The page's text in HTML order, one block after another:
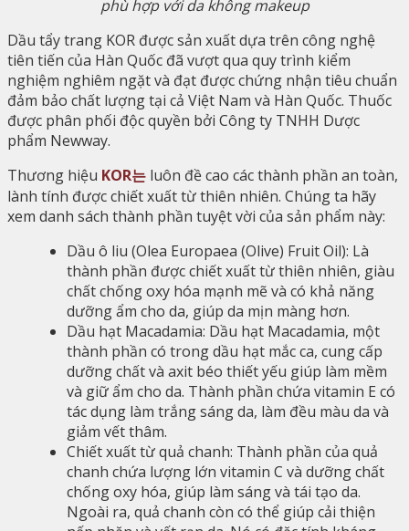
phù hợp với da không makeup
Dầu tẩy trang KOR được sản xuất dựa trên công nghệ
tiên tiến của Hàn Quốc đã vượt qua quy trình kiểm
nghiệm nghiêm ngặt và đạt được chứng nhận tiêu chuẩn
đảm bảo chất lượng tại cả Việt Nam và Hàn Quốc. Thuốc
được phân phối độc quyền bởi Công ty TNHH Dược
phẩm Newway.
Thương hiệu KOR는 luôn đề cao các thành phần an toàn,
lành tính được chiết xuất từ ​​thiên nhiên. Chúng ta hãy
xem danh sách thành phần tuyệt vời của sản phẩm này:
Dầu ô liu (Olea Europaea (Olive) Fruit Oil): Là
thành phần được chiết xuất từ ​​thiên nhiên, giàu
chất chống oxy hóa mạnh mẽ và có khả năng
dưỡng ẩm cho da, giúp da mịn màng hơn.
Dầu hạt Macadamia: Dầu hạt Macadamia, một
thành phần có trong dầu hạt mắc ca, cung cấp
dưỡng chất và axit béo thiết yếu giúp làm mềm
và giữ ẩm cho da. Thành phần chứa vitamin E có
tác dụng làm trắng sáng da, làm đều màu da và
giảm vết thâm.
Chiết xuất từ ​​quả chanh: Thành phần của quả
chanh chứa lượng lớn vitamin C và dưỡng chất
chống oxy hóa, giúp làm sáng và tái tạo da.
Ngoài ra, quả chanh còn có thể giúp cải thiện